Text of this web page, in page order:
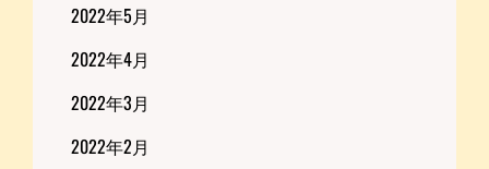
2022年5月
2022年4月
2022年3月
2022年2月